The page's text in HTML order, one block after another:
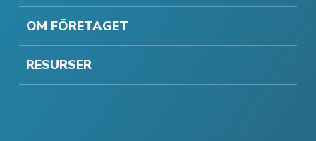
OM FÖRETAGET
RESURSER